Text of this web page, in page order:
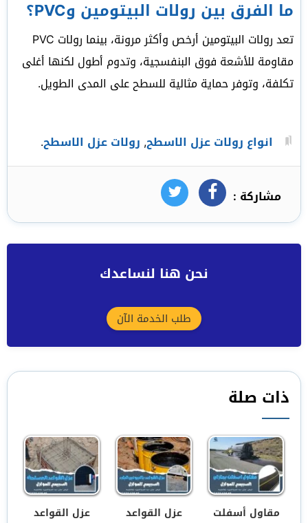
ما الفرق بين رولات البيتومين وPVC؟
تعد رولات البيتومين أرخص وأكثر مرونة، بينما رولات PVC
مقاومة للأشعة فوق البنفسجية، وتدوم أطول لكنها أغلى
تكلفة، وتوفر حماية مثالية للسطح على المدى الطويل.
انواع رولات عزل الاسطح, رولات عزل الاسطح.
مشاركة : فيسبوكتويتر
نحن هنا لنساعدك
طلب الخدمة الآن
ذات صلة
مقاول أسفلت
عزل القواعد
عزل القواعد